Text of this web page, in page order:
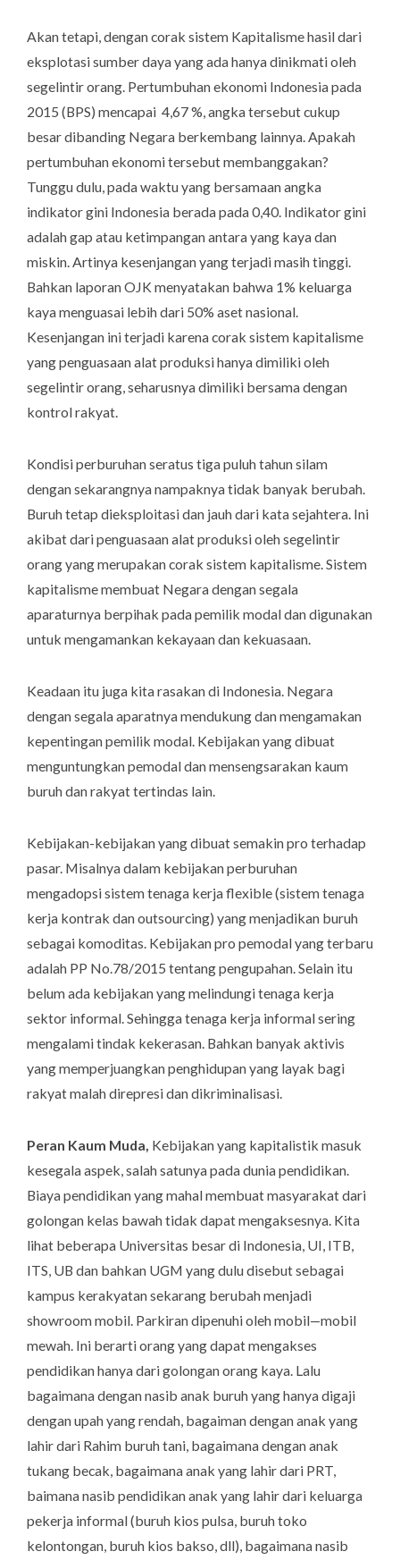
Akan tetapi, dengan corak sistem Kapitalisme hasil dari
eksplotasi sumber daya yang ada hanya dinikmati oleh
segelintir orang. Pertumbuhan ekonomi Indonesia pada
2015 (BPS) mencapai 4,67 %, angka tersebut cukup
besar dibanding Negara berkembang lainnya. Apakah
pertumbuhan ekonomi tersebut membanggakan?
Tunggu dulu, pada waktu yang bersamaan angka
indikator gini Indonesia berada pada 0,40. Indikator gini
adalah gap atau ketimpangan antara yang kaya dan
miskin. Artinya kesenjangan yang terjadi masih tinggi.
Bahkan laporan OJK menyatakan bahwa 1% keluarga
kaya menguasai lebih dari 50% aset nasional.
Kesenjangan ini terjadi karena corak sistem kapitalisme
yang penguasaan alat produksi hanya dimiliki oleh
segelintir orang, seharusnya dimiliki bersama dengan
kontrol rakyat.
Kondisi perburuhan seratus tiga puluh tahun silam
dengan sekarangnya nampaknya tidak banyak berubah.
Buruh tetap dieksploitasi dan jauh dari kata sejahtera. Ini
akibat dari penguasaan alat produksi oleh segelintir
orang yang merupakan corak sistem kapitalisme. Sistem
kapitalisme membuat Negara dengan segala
aparaturnya berpihak pada pemilik modal dan digunakan
untuk mengamankan kekayaan dan kekuasaan.
Keadaan itu juga kita rasakan di Indonesia. Negara
dengan segala aparatnya mendukung dan mengamakan
kepentingan pemilik modal. Kebijakan yang dibuat
menguntungkan pemodal dan mensengsarakan kaum
buruh dan rakyat tertindas lain.
Kebijakan-kebijakan yang dibuat semakin pro terhadap
pasar. Misalnya dalam kebijakan perburuhan
mengadopsi sistem tenaga kerja flexible (sistem tenaga
kerja kontrak dan outsourcing) yang menjadikan buruh
sebagai komoditas. Kebijakan pro pemodal yang terbaru
adalah PP No.78/2015 tentang pengupahan. Selain itu
belum ada kebijakan yang melindungi tenaga kerja
sektor informal. Sehingga tenaga kerja informal sering
mengalami tindak kekerasan. Bahkan banyak aktivis
yang memperjuangkan penghidupan yang layak bagi
rakyat malah direpresi dan dikriminalisasi.
Peran Kaum Muda, Kebijakan yang kapitalistik masuk
kesegala aspek, salah satunya pada dunia pendidikan.
Biaya pendidikan yang mahal membuat masyarakat dari
golongan kelas bawah tidak dapat mengaksesnya. Kita
lihat beberapa Universitas besar di Indonesia, UI, ITB,
ITS, UB dan bahkan UGM yang dulu disebut sebagai
kampus kerakyatan sekarang berubah menjadi
showroommobil. Parkiran dipenuhi oleh mobil—mobil
mewah. Ini berarti orang yang dapat mengakses
pendidikan hanya dari golongan orang kaya. Lalu
bagaimana dengan nasib anak buruh yang hanya digaji
dengan upah yang rendah, bagaiman dengan anak yang
lahir dari Rahim buruh tani, bagaimana dengan anak
tukang becak, bagaimana anak yang lahir dari PRT,
baimana nasib pendidikan anak yang lahir dari keluarga
pekerja informal (buruh kios pulsa, buruh toko
kelontongan, buruh kios bakso, dll), bagaimana nasib